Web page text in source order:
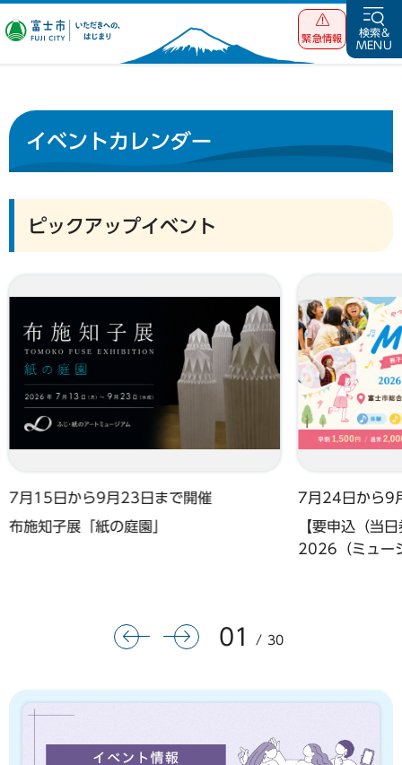
富士市 いただ
緊急情報
検索&
MENU
イベントカレンダー
ピックアップイベント
前のスライドを表示
次のスライドを表示
01 30
7月15日から9月23日まで開催
布施知子展「紙の庭園」
7月24日から9
【要申込（当
2026（ミュー